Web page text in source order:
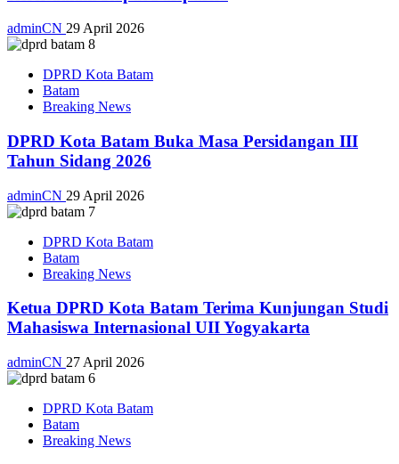
adminCN 29 April 2026
DPRD Kota Batam
Batam
Breaking News
DPRD Kota Batam Buka Masa Persidangan III
Tahun Sidang 2026
adminCN 29 April 2026
DPRD Kota Batam
Batam
Breaking News
Ketua DPRD Kota Batam Terima Kunjungan Studi
Mahasiswa Internasional UII Yogyakarta
adminCN 27 April 2026
DPRD Kota Batam
Batam
Breaking News